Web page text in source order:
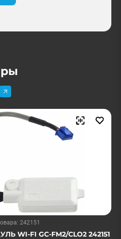
242151
WI-FI GC-FM2/CLO2 242151